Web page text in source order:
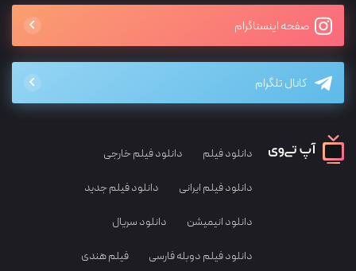
صفحه اینستاگرام
کانال تلگرام
دانلود فیلم دانلود فیلم خارجی
دانلود فیلم ایرانی دانلود فیلم جدید
دانلود انیمیشن دانلود سریال
دانلود فیلم دوبله فارسی فیلم هندی